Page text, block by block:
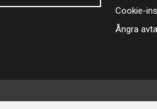
Cookie-
Ångra